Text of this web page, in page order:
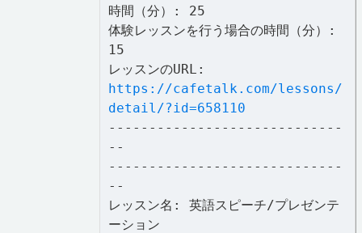
時間（分）: 25
体験レッスンを行う場合の時間（分）:
15
レッスンのURL:
https://cafetalk.com/lessons/
detail/?id=658110
-----------------------------
--
-----------------------------
--
レッスン名: 英語スピーチ/プレゼンテ
ーション